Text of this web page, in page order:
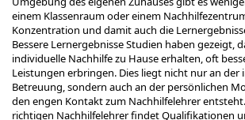
einem Klassenraum oder einem
Konzentration und damit auch die
Bessere Lernergebnisse Studien haben gezeigt,
individuelle Nachhilfe zu Hause erhalten, oft
Leistungen erbringen. Dies liegt nicht nur an der
Betreuung, sondern auch an der persönlichen
den engen Kontakt zum Nachhilfelehrer
richtigen Nachhilfelehrer findet Qualifikationen